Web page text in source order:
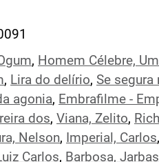
, Homem Célebre, Um
, Lira do delírio, Se segura
agonia, Embrafilme -
dos, Viana, Zelito,
Nelson, Imperial, Carlos
Carlos, Barbosa, Jarbas